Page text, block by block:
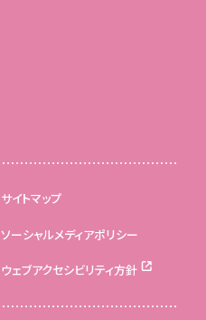
サイトマップ
ソーシャルメディアポリシー
ウェブアクセシビリティ方針